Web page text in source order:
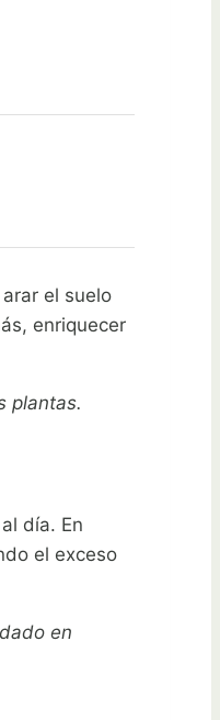
el suelo
enriquecer
plantas.
día. En
el exceso
en